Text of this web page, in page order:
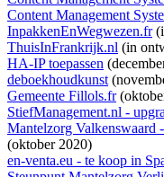
Content Management
InpakkenEnWegwezen.fr(
ThuisInFrankrijk.nl (in
HA-IP toepassen
deboekhoudkunst
Gemeente Fillols.fr
StiefManagement.nl -
Mantelzorg Valkenswaard
(oktober 2020)
en-venta.eu - te koop in